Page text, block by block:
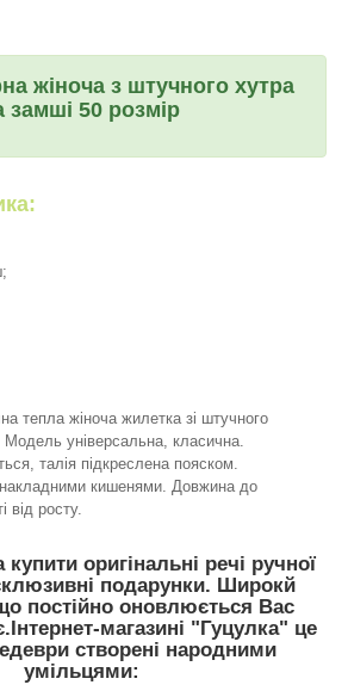
жіноча з штучного хутра
замші 50 розмір
тепла жіноча жилетка зі штучного
Модель універсальна, класична.
талія підкреслена пояском.
кишенями. Довжина до
від росту.
оригінальні речі ручної
подарунки. Широкй
постійно оновлюється Вас
Інтернет-магазині "Гуцулка" це
створені народними
умільцями: